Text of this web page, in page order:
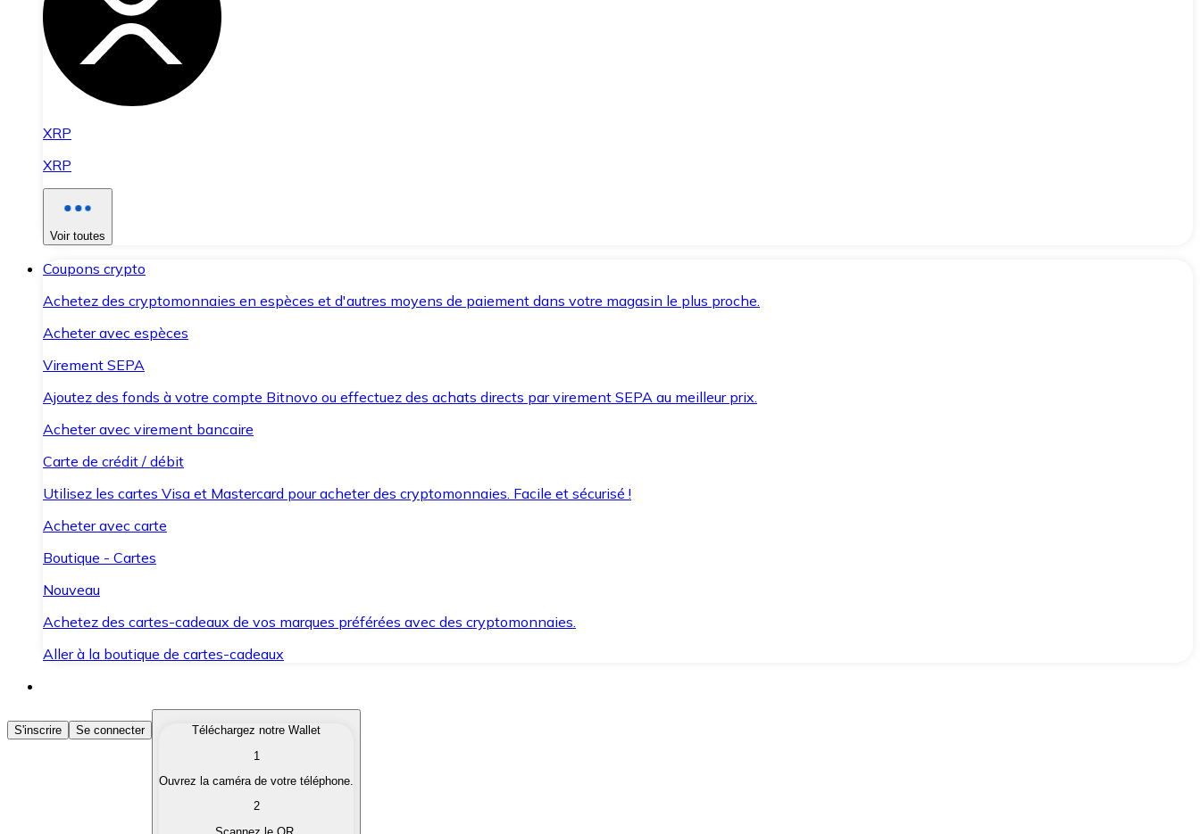
XRP
XRP
Voir toutes
Coupons crypto
Achetez des cryptomonnaies en espèces et d'autres moyens de paiement dans votre magasin le plus proche.
Acheter avec espèces
Virement SEPA
Ajoutez des fonds à votre compte Bitnovo ou effectuez des achats directs par virement SEPA au meilleur prix.
Acheter avec virement bancaire
Carte de crédit / débit
Utilisez les cartes Visa et Mastercard pour acheter des cryptomonnaies. Facile et sécurisé !
Acheter avec carte
Boutique - Cartes
Nouveau
Achetez des cartes-cadeaux de vos marques préférées avec des cryptomonnaies.
Aller à la boutique de cartes-cadeaux
Acheter des Cryptomonnaies
Achetez les cryptomonnaies qui vous intéressent rapidement et en toute sécurité.
Convertissez vos cryptomonnaies en monnaie fiduciaire lorsque vous en avez besoin.
S'inscrire Se connecter
Téléchargez notre Wallet
1
Ouvrez la caméra de votre téléphone.
2